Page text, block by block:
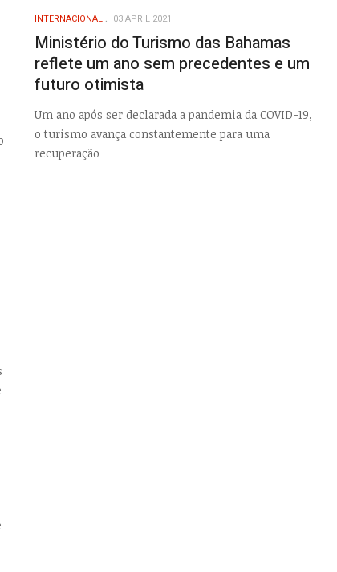
INTERNACIONAL 03 APRIL 2021
Ministério do Turismo das Bahamas
reflete um ano sem precedentes e um
futuro otimista
Um ano após ser declarada a pandemia da COVID-19,
o turismo avança constantemente para uma
recuperação